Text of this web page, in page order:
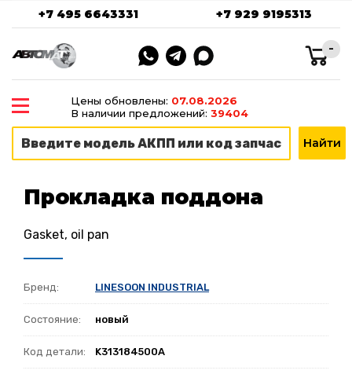
+7 495 6643331 +7 929 9195313
-
Цены обновлены: 07.08.2026
В наличии предложений: 39404
Прокладка поддона
Gasket, oil pan
Бренд: LINESOON INDUSTRIAL
Состояние: новый
Код детали: K313184500A